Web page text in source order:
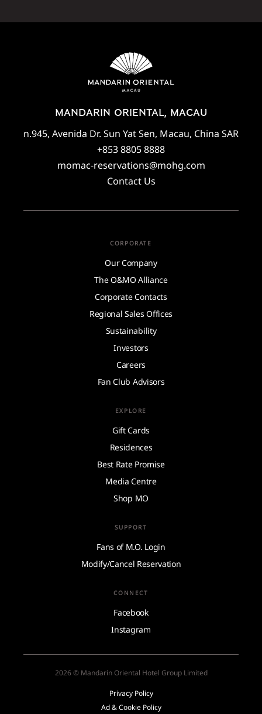
MANDARIN ORIENTAL, MACAU
n.945, Avenida Dr. Sun Yat Sen, Macau, China SAR
+853 8805 8888
momac-reservations@mohg.com
Contact Us
CORPORATE
Our Company
The O&MO Alliance
Corporate Contacts
Regional Sales Offices
Sustainability
Investors
Careers
Fan Club Advisors
EXPLORE
Gift Cards
Residences
Best Rate Promise
Media Centre
Shop MO
SUPPORT
Fans of M.O. Login
Modify/Cancel Reservation
CONNECT
Facebook
Instagram
2026 © Mandarin Oriental Hotel Group Limited
Privacy Policy
Ad & Cookie Policy